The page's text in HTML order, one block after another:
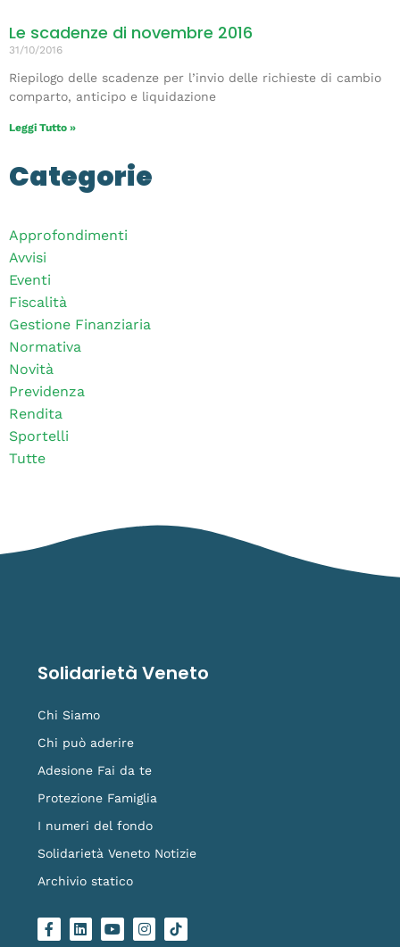
Le scadenze di novembre 2016
31/10/2016
Riepilogo delle scadenze per l’invio delle richieste di cambio
comparto, anticipo e liquidazione
Leggi Tutto »
Categorie
Approfondimenti
Avvisi
Eventi
Fiscalità
Gestione Finanziaria
Normativa
Novità
Previdenza
Rendita
Sportelli
Tutte
Solidarietà Veneto
Chi Siamo
Chi può aderire
Adesione Fai da te
Protezione Famiglia
I numeri del fondo
Solidarietà Veneto Notizie
Archivio statico
F
a
L
i
Y
o
I
n
L
o